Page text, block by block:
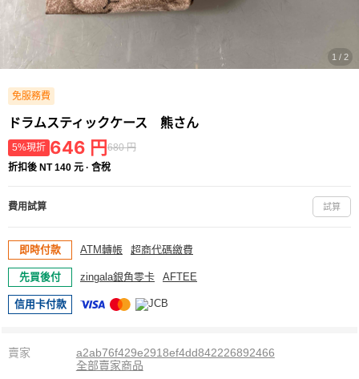
1 / 2
免服務費
ドラムスティックケース 熊さん
5%現折 646 円 680 円
折扣後 NT 140 元 · 含稅
費用試算 試算
即時付款 ATM轉帳 超商代碼繳費
先買後付 zingala銀角零卡 AFTEE
信用卡付款
賣家
a2ab76f429e2918ef4dd842226892466
全部賣家商品